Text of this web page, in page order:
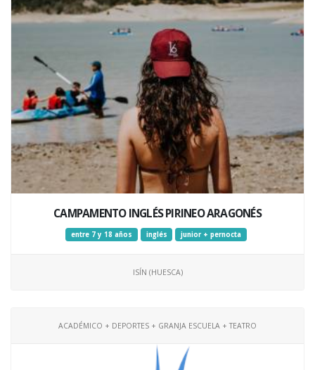
CAMPAMENTO INGLÉS PIRINEO ARAGONÉS
entre 7 y 18 años inglés junior + pernocta
ISÍN (HUESCA)
ACADÉMICO + DEPORTES + GRANJA ESCUELA + TEATRO